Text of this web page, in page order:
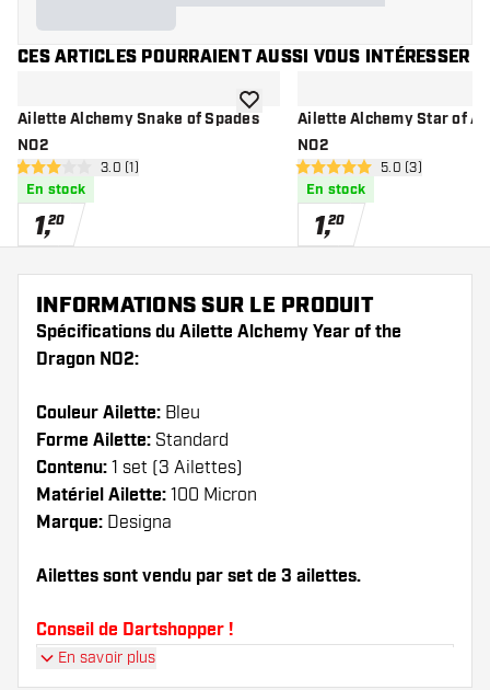
CES ARTICLES POURRAIENT AUSSI VOUS INTÉRESSER
Ailette Alchemy Snake of Spades
NO2
ouvrir le panneau des avis
3 étoiles de notation
3.0 (1)
En stock
1,20
ajouter à la liste de souhaits
Ailette Alchemy Star of
NO2
ouvrir le
5 étoiles de notation
5.0 (3)
En stock
1,20
INFORMATIONS SUR LE PRODUIT
Spécifications du Ailette Alchemy Year of the
Dragon NO2:
Couleur Ailette: Bleu
Forme Ailette: Standard
Contenu: 1 set (3 Ailettes)
Matériel Ailette: 100 Micron
Marque: Designa
Ailettes sont vendu par set de 3 ailettes.
Conseil de Dartshopper !
En savoir plus